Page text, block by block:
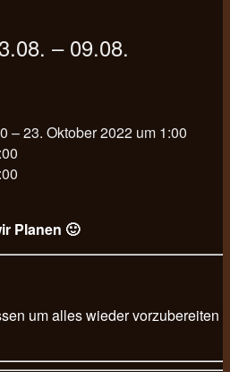
– 09.08.
– 23. Oktober 2022 um 1:00
Planen 🙂
um alles wieder vorzubereiten